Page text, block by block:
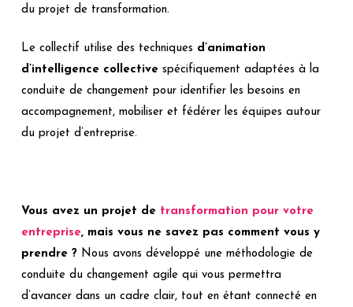
du projet de transformation.
Le collectif utilise des techniques d’animation
d’intelligence collective spécifiquement adaptées à la
conduite de changement pour identifier les besoins en
accompagnement, mobiliser et fédérer les équipes autour
du projet d’entreprise.
Vous avez un projet de transformation pour votre
entreprise, mais vous ne savez pas comment vous y
prendre ? Nous avons développé une méthodologie de
conduite du changement agile qui vous permettra
d’avancer dans un cadre clair, tout en étant connecté en